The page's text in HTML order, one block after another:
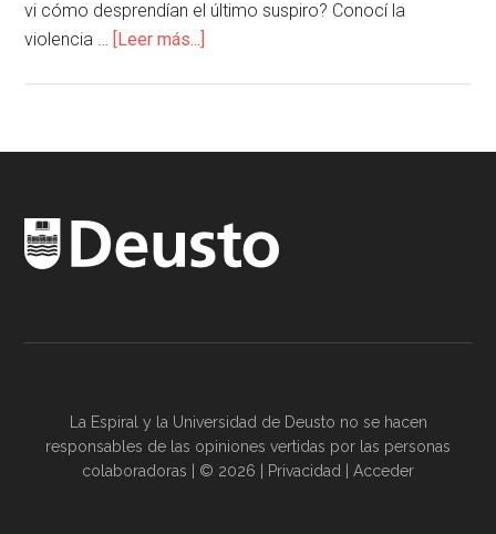
vi cómo desprendían el último suspiro? Conocí la
violencia … [Leer más...]
La Espiral y la Universidad de Deusto no se hacen
responsables de las opiniones vertidas por las personas
colaboradoras | © 2026 | Privacidad Acceder